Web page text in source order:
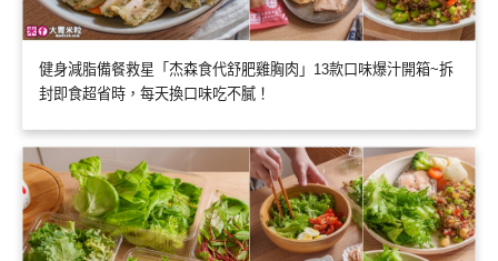
健身減脂備餐救星「杰森食代舒肥雞胸肉」13款口味爆汁開箱~拆
封即食超省時，每天換口味吃不膩！